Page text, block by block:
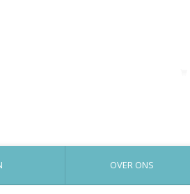
OVER ONS